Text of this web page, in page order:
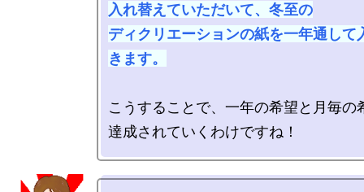
入れ替えていただいて、冬至の
ディクリエーションの紙を一年通して
きます。
こうすることで、一年の希望と月毎の